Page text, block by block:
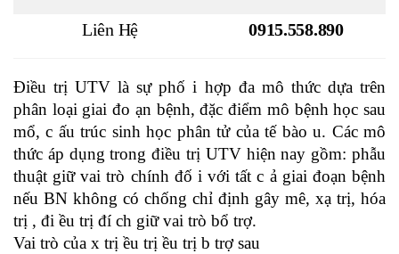
Liên Hệ 0915.558.890
Điều trị UTV là sự phố i hợp đa mô thức dựa trên
phân loại giai đo ạn bệnh, đặc điểm mô bệnh học sau
mổ, c ấu trúc sinh học phân tử của tế bào u. Các mô
thức áp dụng trong điều trị UTV hiện nay gồm: phẫu
thuật giữ vai trò chính đố i với tất c ả giai đoạn bệnh
nếu BN không có chống chỉ định gây mê, xạ trị, hóa
trị , đi ều trị đí ch giữ vai trò bổ trợ.
Vai trò của x trị ều trị ều trị b trợ sau